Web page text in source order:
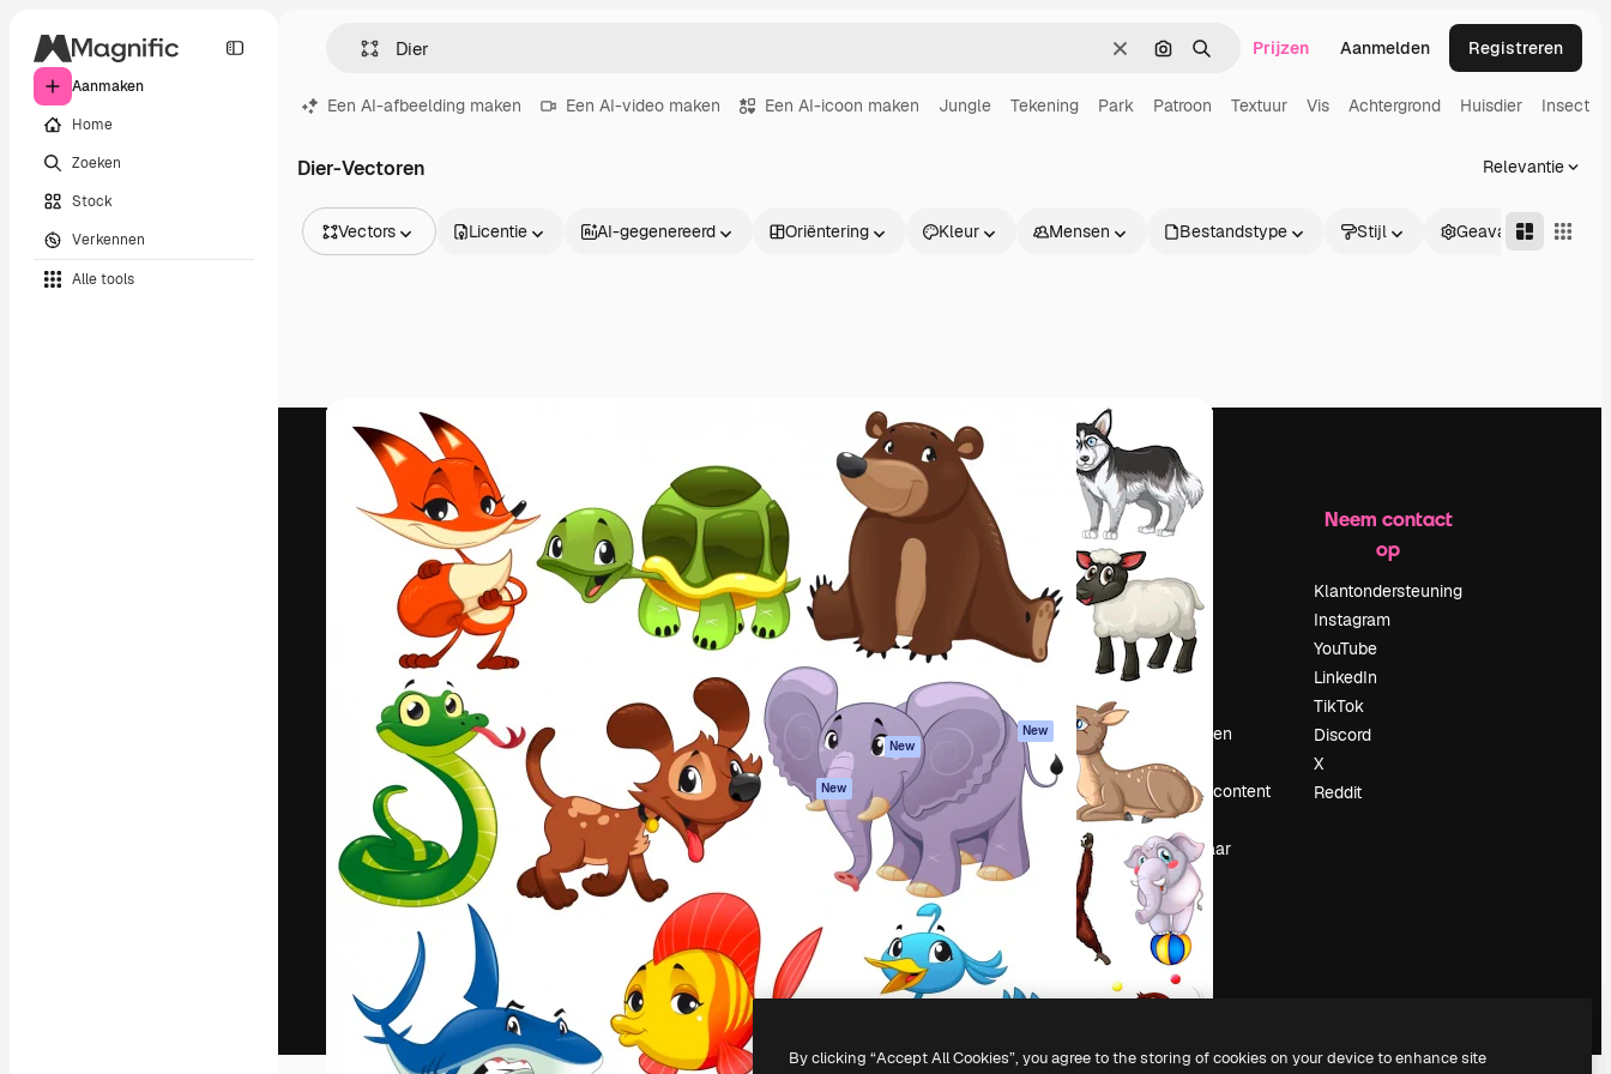
Aanmaken
Home
Zoeken
Stock
Verkennen
Alle tools
WissenZoeken op afbeelding
ZoekenPrijzen Aanmelden Registreren
Een AI-afbeelding maken Een AI-video maken Een AI-icoon maken Jungle Tekening Park Patroon Textuur Vis Achtergrond Huisdier Insect
Dier-Vectoren Relevantie
Vectors
Video's
Filmmateriaal
Dynamische afbeeldingen
Videosjablonen
3D-modellen
Lettertypen
Licentie AI-gegenereerd Oriëntering Kleur Mensen Bestandstype Stijl Geavanceerd
Het creatieve platform om je beste werk te
creëren. Meer dan 1 miljoen abonnees
onder creatievelingen, ondernemingen,
bureaus en studio's.
Nederlands
Producten
Spaces
AI-assistent
AI Image Generator
AI Video Generator
AI Voice Generator
Stockcontent
MCP voor
Claude/ChatGPT
New
Agenten New
Mobiele app
Alle Magnific-tools
Aan de slag
Academy
Documentatie
Ondersteuning
Algemene
Privacybeleid
Originelen New
Cookiebeleid
Vertrouwenscentrum
Partners
Onderneming
Bedrijf
Prijzen
Over ons
Reviews
Vacatures
Zoektrends
Blog
Evenementen
Slidesgo
Verkoop je content
Perszaal
Op zoek naar
magnific.ai
Neem contact
op
Klantondersteuning
Instagram
YouTube
LinkedIn
TikTok
Discord
X
Reddit
Copyright © 2010- Freepik Company S.L.U.Alle rechten voorbehouden
By clicking “Accept All Cookies”, you agree to the storing of cookies on your device to enhance site